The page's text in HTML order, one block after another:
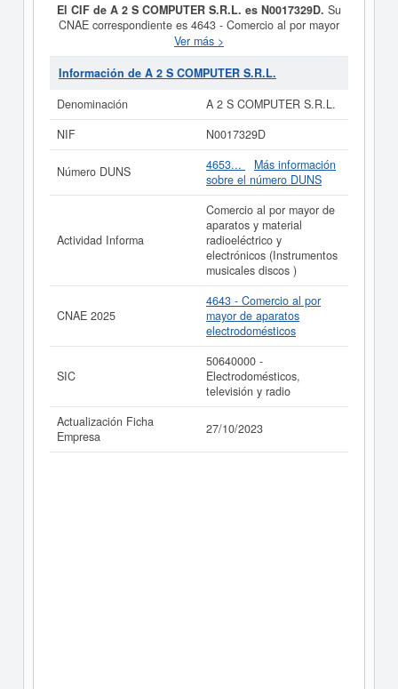
El CIF de A 2 S COMPUTER S.R.L. es N0017329D. Su
CNAE correspondiente es 4643 - Comercio al por mayor
de aparatos electrodomésticos. Los digitos
correspondientes al número SIC deA 2 S COMPUTER
S.R.L.son 50640000. Esta empresa y las similares de
saber cuales son puede hacer la consulta en esta
Si está interesado en conocer más datos de la empresa
A 2 S COMPUTER S.R.L. puede acceder
inmediatamente a este Informe ampliadode A 2 S
COMPUTER S.R.L. y consultar los resultados de sus
años de actividad, así como los balances y cuentas de
resultados disponibles.
La última actualización del informe de empresa se ha
realizado el 27/10/2023.
Ver más >
Información de A 2 S COMPUTER S.R.L.
Denominación
A 2 S COMPUTER S.R.L.
NIF
N0017329D
Número DUNS 4653...
Más información
sobre el número DUNS
Actividad Informa
Comercio al por mayor de
aparatos y material
radioeléctrico y
electrónicos (Instrumentos
musicales discos )
CNAE 2025
4643 - Comercio al por
mayor de aparatos
electrodomésticos
SIC
50640000 -
Electrodomésticos,
televisión y radio
Actualización Ficha
Empresa
27/10/2023